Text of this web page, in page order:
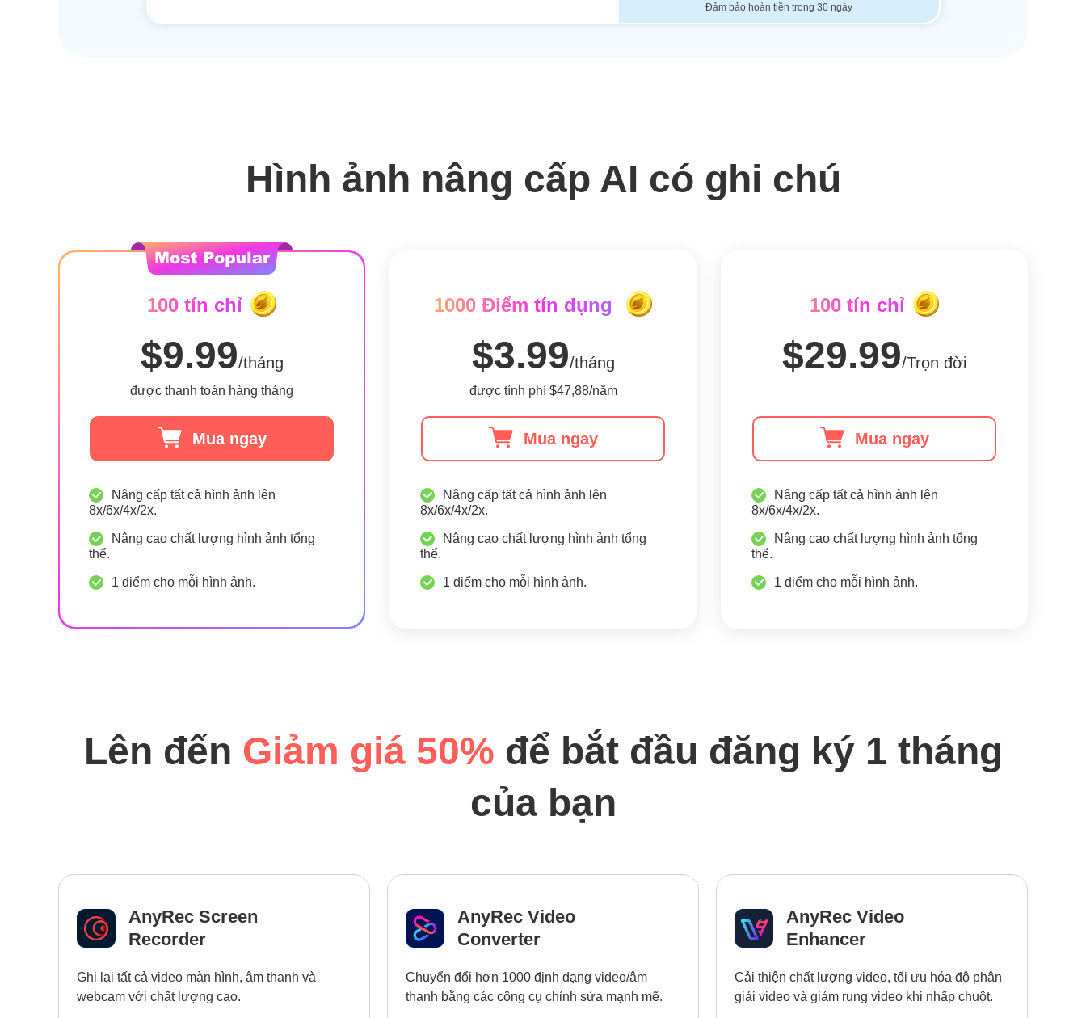
Đảm bảo hoàn tiền trong 30 ngày
Hình ảnh nâng cấp AI có ghi chú
100 tín chỉ
$9.99/tháng
được thanh toán hàng tháng
Mua ngay
Nâng cấp tất cả hình ảnh lên
8x/6x/4x/2x.
Nâng cao chất lượng hình ảnh tổng
thể.
1 điểm cho mỗi hình ảnh.
1000 Điểm tín dụng
$3.99/tháng
được tính phí $47,88/năm
Mua ngay
Nâng cấp tất cả hình ảnh lên
8x/6x/4x/2x.
Nâng cao chất lượng hình ảnh tổng
thể.
1 điểm cho mỗi hình ảnh.
100 tín chỉ
$29.99/Trọn đời
Mua ngay
Nâng cấp tất cả hình ảnh lên
8x/6x/4x/2x.
Nâng cao chất lượng hình ảnh tổng
thể.
1 điểm cho mỗi hình ảnh.
Lên đến Giảm giá 50% để bắt đầu đăng ký 1 tháng
của bạn
AnyRec Screen
Recorder
Ghi lại tất cả video màn hình, âm thanh và
webcam với chất lượng cao.
AnyRec Video
Converter
Chuyển đổi hơn 1000 định dạng video/âm
thanh bằng các công cụ chỉnh sửa mạnh mẽ.
AnyRec Video
Enhancer
Cải thiện chất lượng video, tối ưu hóa độ phân
giải video và giảm rung video khi nhấp chuột.